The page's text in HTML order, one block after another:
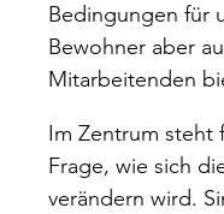
Bedingungen für
Bewohner aber
Mitarbeitenden
Im Zentrum steht
Frage, wie sich
verändern wird.